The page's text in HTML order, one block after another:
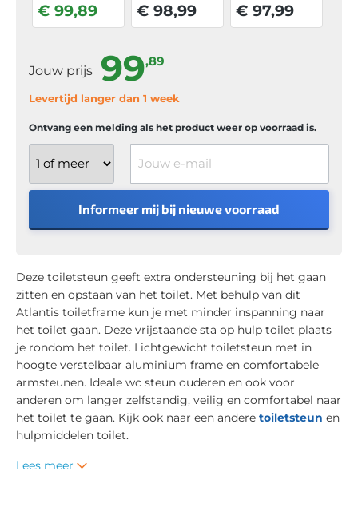
€ 99,89 € 98,99 € 97,99
Jouw prijs 99,89
Levertijd langer dan 1 week
Ontvang een melding als het product weer op voorraad is.
Informeer mij bij nieuwe voorraad
Deze toiletsteun geeft extra ondersteuning bij het gaan
zitten en opstaan van het toilet. Met behulp van dit
Atlantis toiletframe kun je met minder inspanning naar
het toilet gaan. Deze vrijstaande sta op hulp toilet plaats
je rondom het toilet. Lichtgewicht toiletsteun met in
hoogte verstelbaar aluminium frame en comfortabele
armsteunen. Ideale wc steun ouderen en ook voor
anderen om langer zelfstandig, veilig en comfortabel naar
het toilet te gaan. Kijk ook naar een andere toiletsteun en
hulpmiddelen toilet.
Lees meer